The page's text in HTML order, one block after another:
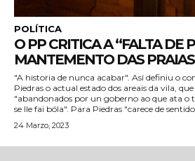
POLÍTICA
O PP CRITICA A “FALTA DE
MANTEMENTO DAS PRAIAS
"A historia de nunca acabar". Así definiu o
Piedras o actual estado dos areais da vila,
"abandonados por un goberno ao que ata
se lle fai bóla". Para Piedras "carece de
24 Marzo, 2023